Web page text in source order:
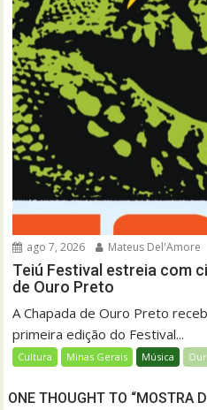
ago 7, 2026 Mateus Del'Amore
Teiú Festival estreia com
de Ouro Preto
A Chapada de Ouro Preto
primeira edição do Festival...
Cultura Minas Gerais Música
ONE THOUGHT TO “MOSTRA